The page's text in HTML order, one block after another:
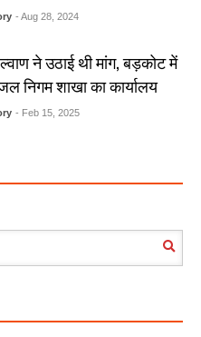
- Aug 28, 2024
ने उठाई थी मांग, बड़कोट में
निगम शाखा का कार्यालय
- Feb 15, 2025